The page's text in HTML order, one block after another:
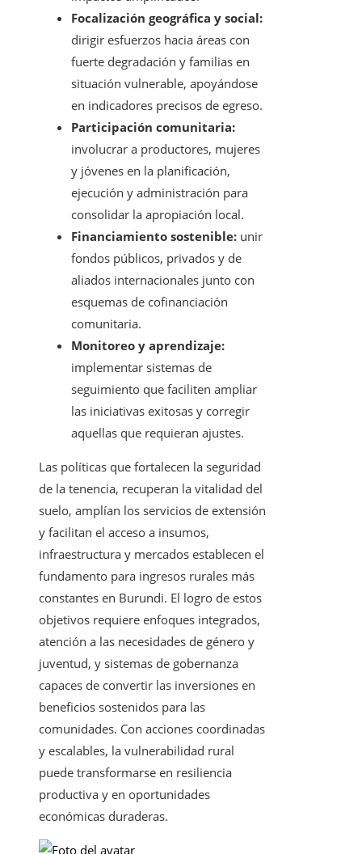
Focalización geográfica y social:
dirigir esfuerzos hacia áreas con
fuerte degradación y familias en
situación vulnerable, apoyándose
en indicadores precisos de egreso.
Participación comunitaria:
involucrar a productores, mujeres
y jóvenes en la planificación,
ejecución y administración para
consolidar la apropiación local.
Financiamiento sostenible: unir
fondos públicos, privados y de
aliados internacionales junto con
esquemas de cofinanciación
comunitaria.
Monitoreo y aprendizaje:
implementar sistemas de
seguimiento que faciliten ampliar
las iniciativas exitosas y corregir
aquellas que requieran ajustes.
Las políticas que fortalecen la seguridad
de la tenencia, recuperan la vitalidad del
suelo, amplían los servicios de extensión
y facilitan el acceso a insumos,
infraestructura y mercados establecen el
fundamento para ingresos rurales más
constantes en Burundi. El logro de estos
objetivos requiere enfoques integrados,
atención a las necesidades de género y
juventud, y sistemas de gobernanza
capaces de convertir las inversiones en
beneficios sostenidos para las
comunidades. Con acciones coordinadas
y escalables, la vulnerabilidad rural
puede transformarse en resiliencia
productiva y en oportunidades
económicas duraderas.